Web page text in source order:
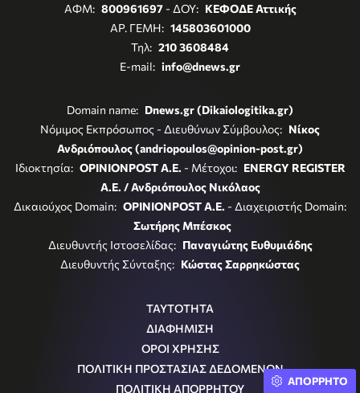
ΑΦΜ: 800961697- ΔΟΥ: ΚΕΦΟΔΕ Αττικής
ΑΡ. ΓΕΜΗ: 145803601000
Τηλ: 210 3608484
E-mail: info@dnews.gr
Domain name: Dnews.gr (Dikaiologitika.gr)
Νόμιμος Εκπρόσωπος - Διευθύνων Σύμβουλος: Νίκος
Ανδριόπουλος (andriopoulos@opinion-post.gr)
Ιδιοκτησία: OPINIONPOST A.E. - Μέτοχοι: ENERGY REGISTER
Α.Ε. / Ανδριόπουλος Νικόλαος
Δικαιούχος Domain: OPINIONPOST A.E. - Διαχειριστής Domain:
Σωτήρης Μπέσκος
Διευθυντής Ιστοσελίδας: Παναγιώτης Ευθυμιάδης
Διευθυντής Σύνταξης: Κώστας Σαρρηκώστας
ΤΑΥΤΟΤΗΤΑ
ΔΙΑΦΗΜΙΣΗ
ΟΡΟΙ ΧΡΗΣΗΣ
ΠΟΛΙΤΙΚΗ ΠΡΟΣΤΑΣΙΑΣ ΔΕΔΟΜΕΝΩΝ
ΠΟΛΙΤΙΚΗ ΑΠΟΡΡΗΤΟΥ
ΑΠΟΡΡΗΤΟ